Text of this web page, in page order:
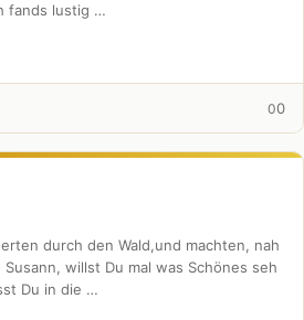
fands lustig …
00
durch den Wald,und machten, nah
willst Du mal was Schönes seh
Du in die …